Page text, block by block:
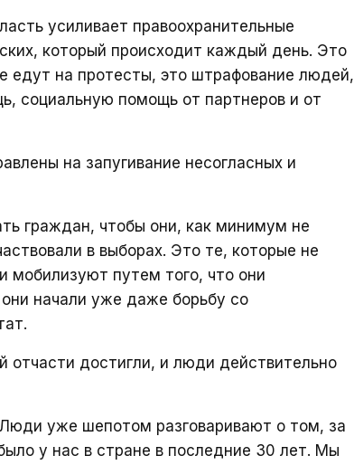
усиливает правоохранительные
который происходит каждый день. Это
едут на протесты, это штрафование людей,
социальную помощь от партнеров и от
на запугивание несогласных и
граждан, чтобы они, как минимум не
в выборах. Это те, которые не
мобилизуют путем того, что они
они начали уже даже борьбу со
отчасти достигли, и люди действительно
уже шепотом разговаривают о том, за
у нас в стране в последние 30 лет. Мы